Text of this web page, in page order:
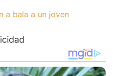
a bala a un joven